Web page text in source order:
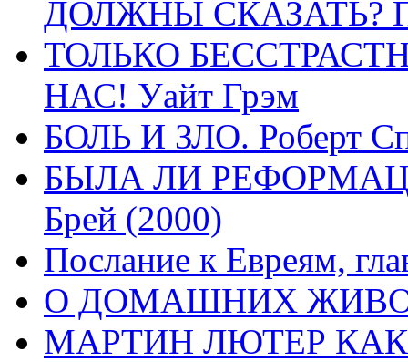
ДОЛЖНЫ СКАЗАТЬ?
ТОЛЬКО
НАС! Уайт Грэм
БОЛЬ И ЗЛО. Роберт
БЫЛА ЛИ
Брей (2000)
Послание к Евреям,
О ДОМАШНИХ
МАРТИН ЛЮТЕР